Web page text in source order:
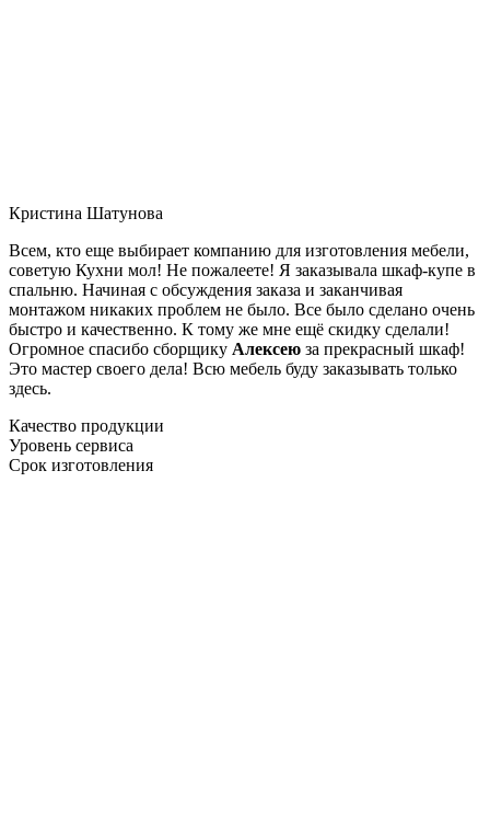
Кристина Шатунова
Всем, кто еще выбирает компанию для изготовления мебели,
советую Кухни мол! Не пожалеете! Я заказывала шкаф-купе в
спальню. Начиная с обсуждения заказа и заканчивая
монтажом никаких проблем не было. Все было сделано очень
быстро и качественно. К тому же мне ещё скидку сделали!
Огромное спасибо сборщику Алексею за прекрасный шкаф!
Это мастер своего дела! Всю мебель буду заказывать только
здесь.
Качество продукции
Уровень сервиса
Срок изготовления